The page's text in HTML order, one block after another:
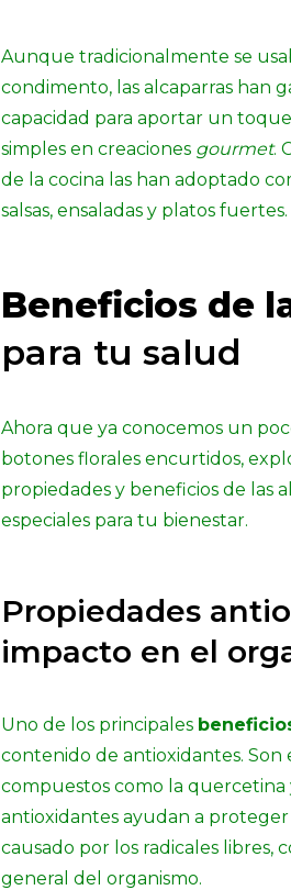
Aunque tradicionalmente se
condimento, las alcaparras han
capacidad para aportar un
simples en creaciones gourmet.
de la cocina las han adoptado
salsas, ensaladas y platos fuertes.
Beneficios de
para tu salud
Ahora que ya conocemos un
botones florales encurtidos,
propiedades y beneficios de las
especiales para tu bienestar.
Propiedades
impacto en el
Uno de los principales
contenido de antioxidantes. Son
compuestos como la quercetina
antioxidantes ayudan a
causado por los radicales libres,
general del organismo.